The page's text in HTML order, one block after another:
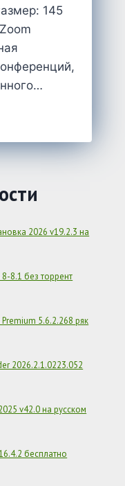
145
2026 v19.2.3 на
8.1 без торрент
5.6.2.268 ряк
2026.2.1.0223.052
v42.0 на русском
бесплатно